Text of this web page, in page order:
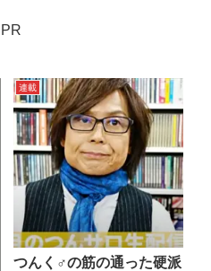
PR
連載
つんく♂の筋の通った硬派